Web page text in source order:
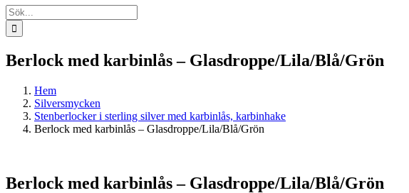
Sök
efter:
Berlock med karbinlås – Glasdroppe/Lila/Blå/Grön
Hem
Silversmycken
Stenberlocker i sterling silver med karbinlås, karbinhake
Berlock med karbinlås – Glasdroppe/Lila/Blå/Grön
Berlock med karbinlås – Glasdroppe/Lila/Blå/Grön